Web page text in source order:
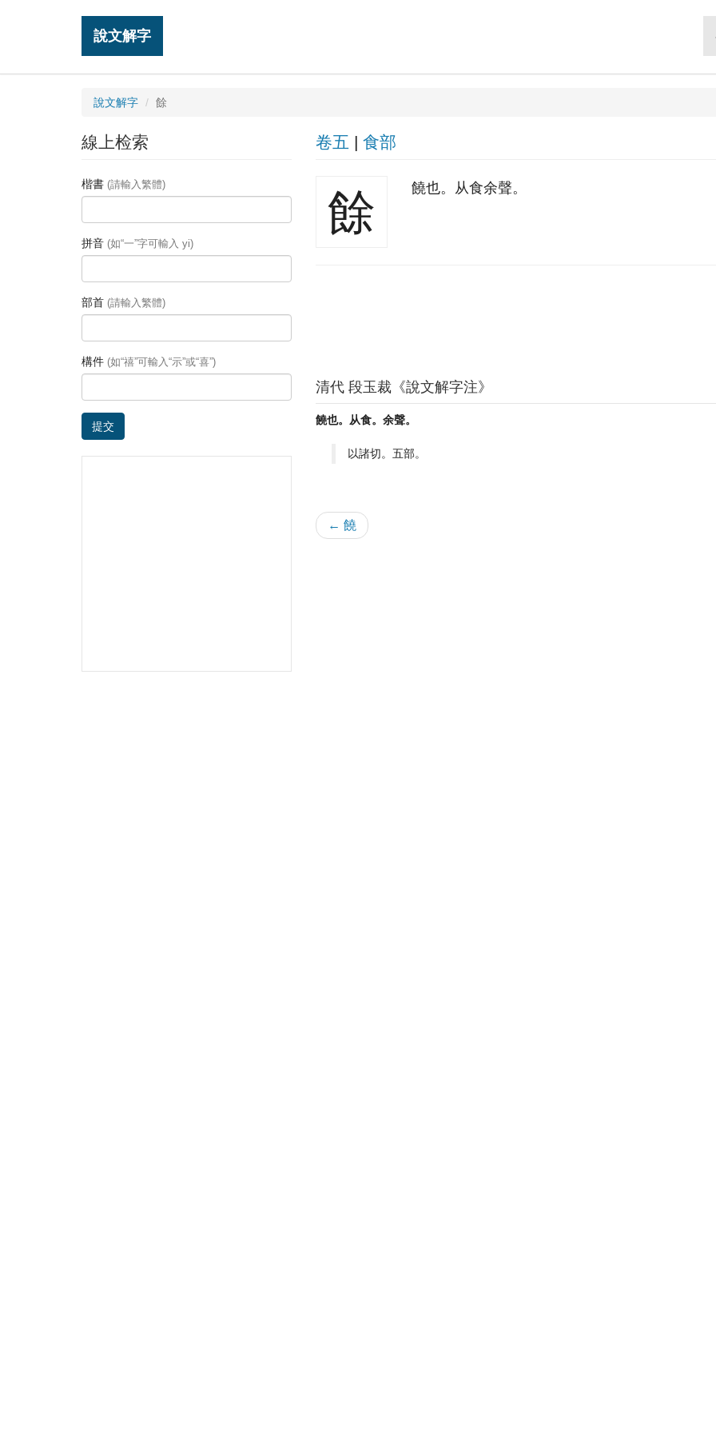
說文解字
說文解字 餘
卷五 | 食部
餘 饒也。从食余聲。
清代 段玉裁《說文解字注》
饒也。从食。余聲。
以諸切。五部。
← 饒
線上检索
楷書 (請輸入繁體)
拼音 (如“一”字可輸入 yi)
部首 (請輸入繁體)
構件 (如“禧”可輸入“示”或“喜”)
提交